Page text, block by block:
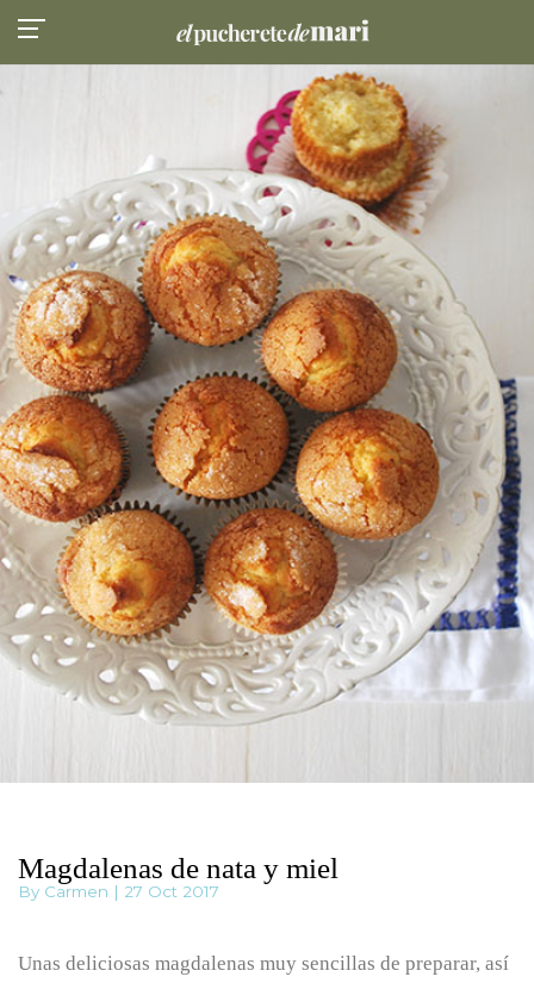
Magdalenas de nata y miel
By Carmen | 27 Oct 2017
Unas deliciosas magdalenas muy sencillas de preparar, así